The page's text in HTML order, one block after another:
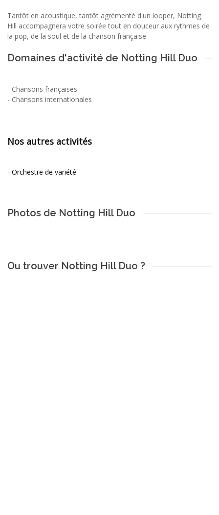
Tantôt en acoustique, tantôt agrémenté d'un looper, Notting
Hill accompagnera votre soirée tout en douceur aux rythmes de
la pop, de la soul et de la chanson française
Domaines d'activité de Notting Hill Duo
- Chansons françaises
- Chansons internationales
Nos autres activités
- Orchestre de variété
Photos de Notting Hill Duo
Ou trouver Notting Hill Duo ?